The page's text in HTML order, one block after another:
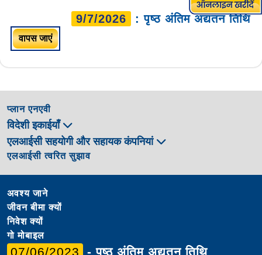
9/7/2026 : पृष्ठ अंतिम अद्यतन तिथि
वापस जाएं
प्लान एनएवी
विदेशी इकाईयाँ
एलआईसी सहयोगी और सहायक कंपनियां
एलआईसी त्वरित सुझाव
अवश्य जाने
जीवन बीमा क्यों
निवेश क्यों
गो मोबाइल
07/06/2023 - पृष्ठ अंतिम अद्यतन तिथि